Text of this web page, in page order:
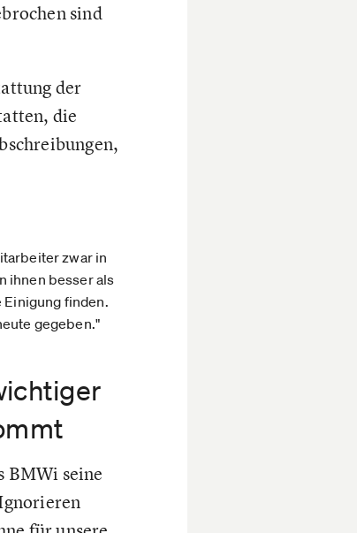
sind
der
die
zwar in
ihnen besser als
Einigung finden.
gegeben."
BMWi seine